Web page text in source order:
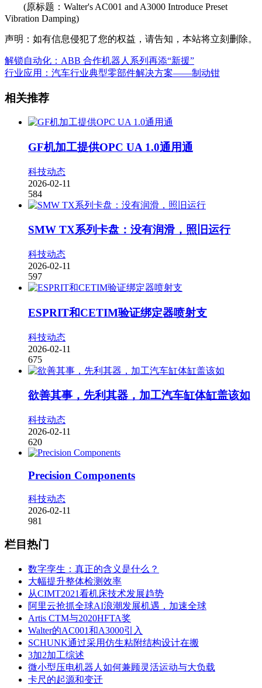
(原标题：Walter's AC001 and A3000 Introduce Preset
Vibration Damping)
声明：如有信息侵犯了您的权益，请告知，本站将立刻删除。
解锁自动化：ABB 合作机器人系列再添“新援”
行业应用：汽车行业典型零部件解决方案——制动钳
相关推荐
GF机加工提供OPC UA 1.0通用通
科技动态
2026-02-11
584
SMW TX系列卡盘：没有润滑，照旧运行
科技动态
2026-02-11
597
ESPRIT和CETIM验证绑定器喷射支
科技动态
2026-02-11
675
欲善其事，先利其器，加工汽车缸体缸盖该如
科技动态
2026-02-11
620
Precision Components
科技动态
2026-02-11
981
栏目热门
数字孪生：真正的含义是什么？
大幅提升整体检测效率
从CIMT2021看机床技术发展趋势
阿里云抢抓全球AI浪潮发展机遇，加速全球
Artis CTM与2020HFTA奖
Walter的AC001和A3000引入
SCHUNK通过采用仿生粘附结构设计在搬
3加2加工综述
微小型压电机器人如何兼顾灵活运动与大负载
卡尺的起源和变迁